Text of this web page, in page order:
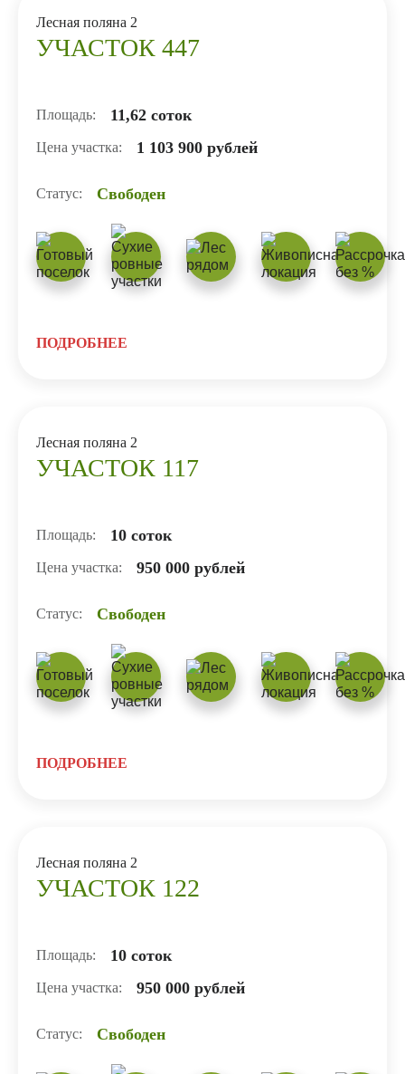
Лесная поляна 2
УЧАСТОК 447
Площадь: 11,62 соток
Цена участка: 1 103 900 рублей
Статус: Свободен
ПОДРОБНЕЕ
Лесная поляна 2
УЧАСТОК 117
Площадь: 10 соток
Цена участка: 950 000 рублей
Статус: Свободен
ПОДРОБНЕЕ
Лесная поляна 2
УЧАСТОК 122
Площадь: 10 соток
Цена участка: 950 000 рублей
Статус: Свободен